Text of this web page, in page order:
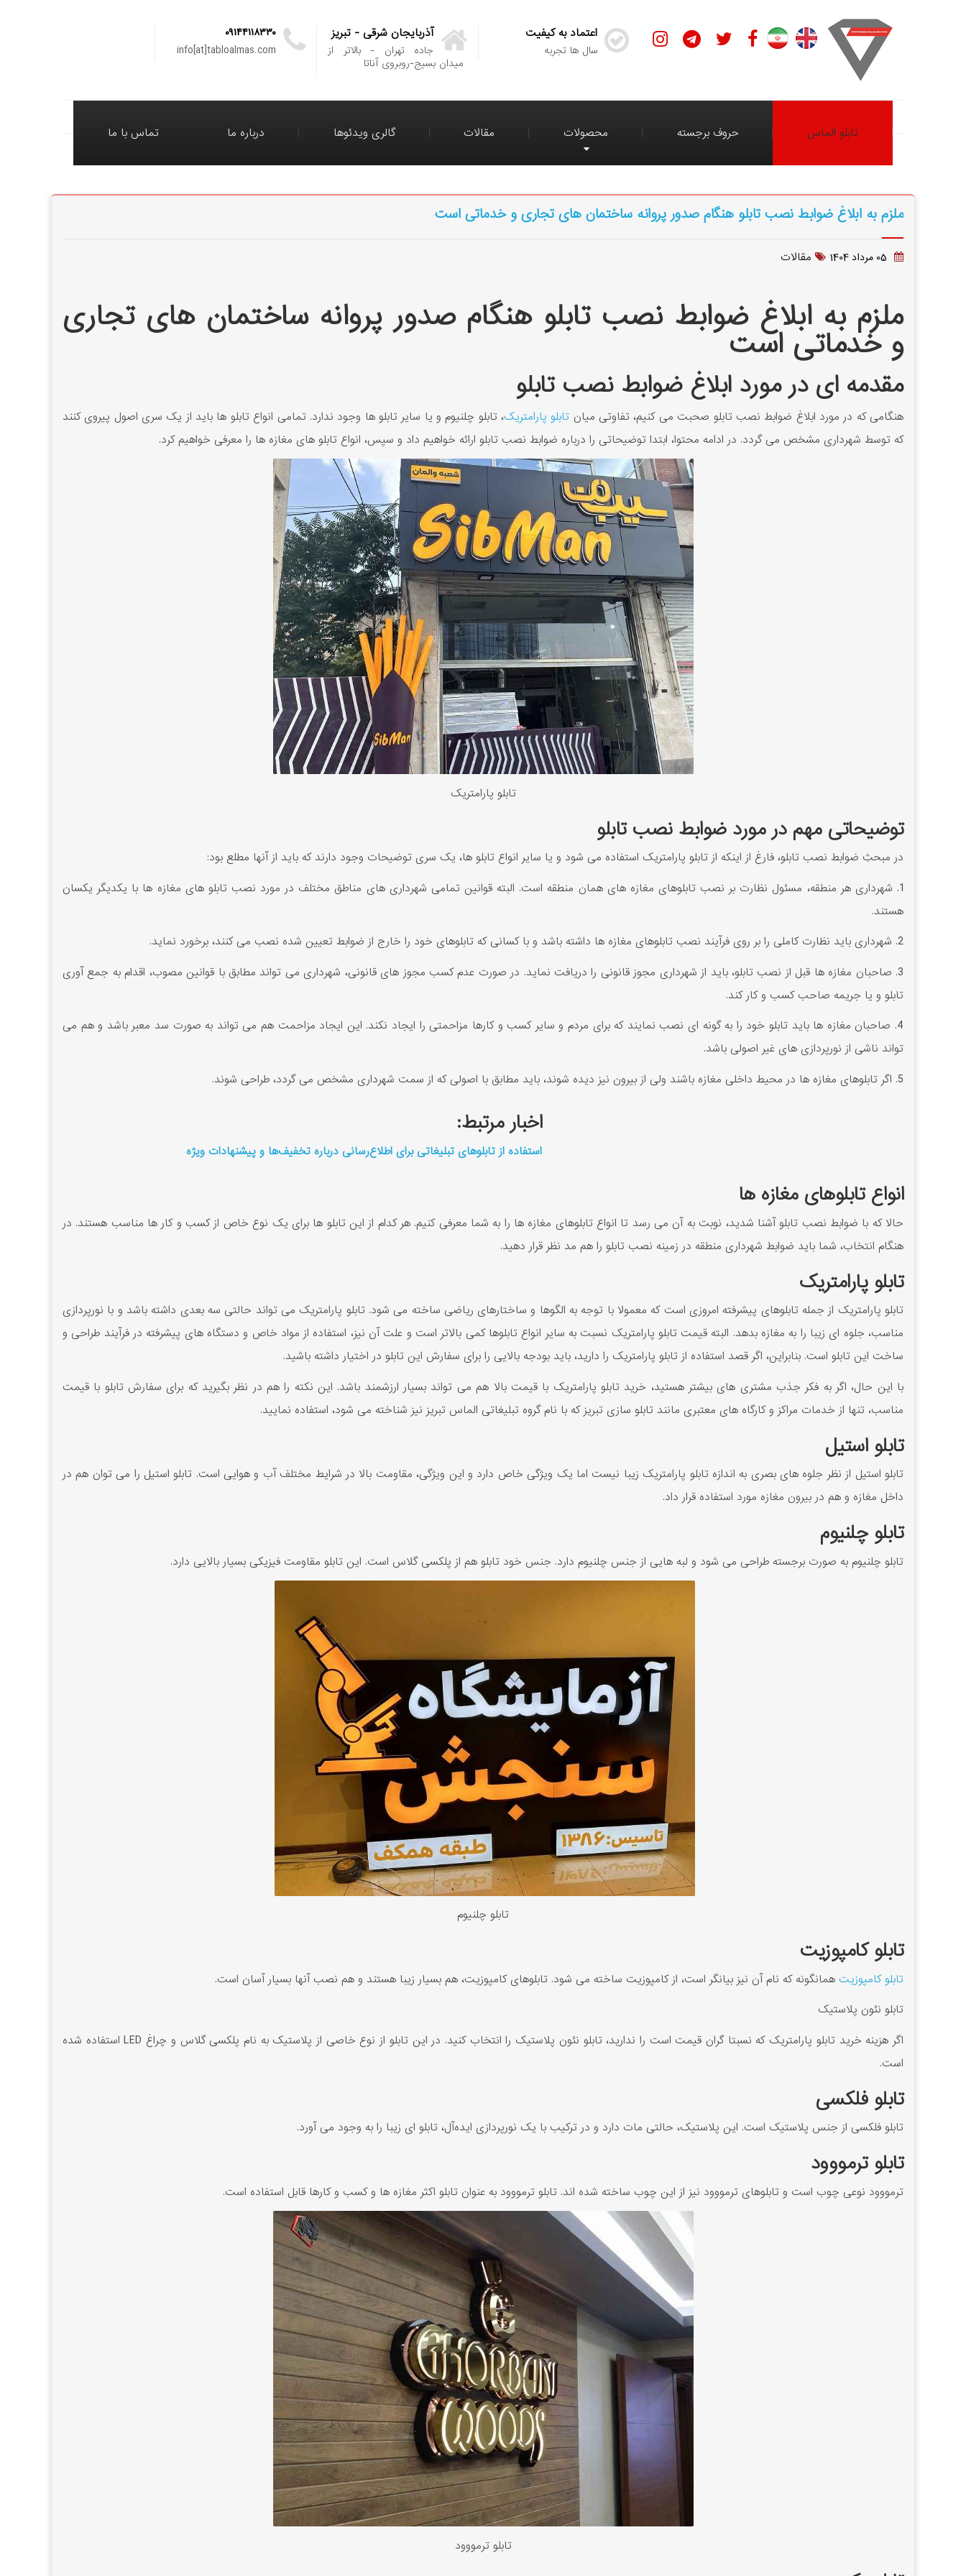
۰۹۱۴۴۱۱۸۳۳۰
info[at]tabloalmas.com
آذربایجان شرقی - تبریز
جاده تهران - بالاتر از
میدان بسیج-روبروی آناتا
اعتماد به کیفیت
سال ها تجربه
تابلو الماس حروف برجسته محصولات مقالات گالری ویدئوها درباره ما تماس با ما
ملزم به ابلاغ ضوابط نصب تابلو هنگام صدور پروانه ساختمان های تجاری و خدماتی است
05 مرداد 1404 مقالات
ملزم به ابلاغ ضوابط نصب تابلو هنگام صدور پروانه ساختمان های تجاری
و خدماتی است
مقدمه ای در مورد ابلاغ ضوابط نصب تابلو
هنگامی که در مورد ابلاغ ضوابط نصب تابلو صحبت می کنیم، تفاوتی میان تابلو پارامتریک، تابلو چلنیوم و یا سایر تابلو ها وجود ندارد. تمامی انواع تابلو ها باید از یک سری اصول پیروی کنند
که توسط شهرداری مشخص می گردد. در ادامه محتوا، ابتدا توضیحاتی را درباره ضوابط نصب تابلو ارائه خواهیم داد و سپس، انواع تابلو های مغازه ها را معرفی خواهیم کرد.
تابلو پارامتریک
توضیحاتی مهم در مورد ضوابط نصب تابلو
در مبحثِ ضوابط نصب تابلو، فارغ از اینکه از تابلو پارامتریک استفاده می شود و یا سایر انواع تابلو ها، یک سری توضیحات وجود دارند که باید از آنها مطلع بود:
1. شهرداری هر منطقه، مسئول نظارت بر نصب تابلوهای مغازه های همان منطقه است. البته قوانین تمامی شهرداری های مناطق مختلف در مورد نصب تابلو های مغازه ها با یکدیگر یکسان
هستند.
2. شهرداری باید نظارت کاملی را بر روی فرآیند نصب تابلوهای مغازه ها داشته باشد و با کسانی که تابلوهای خود را خارج از ضوابط تعیین شده نصب می کنند، برخورد نماید.
3. صاحبان مغازه ها قبل از نصب تابلو، باید از شهرداری مجوز قانونی را دریافت نماید. در صورت عدم کسب مجوز های قانونی، شهرداری می تواند مطابق با قوانین مصوب، اقدام به جمع آوری
تابلو و یا جریمه صاحب کسب و کار کند.
4. صاحبان مغازه ها باید تابلو خود را به گونه ای نصب نمایند که برای مردم و سایر کسب و کارها مزاحمتی را ایجاد نکند. این ایجاد مزاحمت هم می تواند به صورت سد معبر باشد و هم می
تواند ناشی از نورپردازی های غیر اصولی باشد.
5. اگر تابلوهای مغازه ها در محیط داخلی مغازه باشند ولی از بیرون نیز دیده شوند، باید مطابق با اصولی که از سمت شهرداری مشخص می گردد، طراحی شوند.
اخبار مرتبط:
استفاده از تابلوهای تبلیغاتی برای اطلاع‌رسانی درباره تخفیف‌ها و پیشنهادات ویژه
انواع تابلوهای مغازه ها
حالا که با ضوابط نصب تابلو آشنا شدید، نوبت به آن می رسد تا انواع تابلوهای مغازه ها را به شما معرفی کنیم. هر کدام از این تابلو ها برای یک نوع خاص از کسب و کار ها مناسب هستند. در
هنگام انتخاب، شما باید ضوابط شهرداری منطقه در زمینه نصب تابلو را هم مد نظر قرار دهید.
تابلو پارامتریک
تابلو پارامتریک از جمله تابلوهای پیشرفته امروزی است که معمولا با توجه به الگوها و ساختارهای ریاضی ساخته می شود. تابلو پارامتریک می تواند حالتی سه بعدی داشته باشد و با نورپردازی
مناسب، جلوه ای زیبا را به مغازه بدهد. البته قیمت تابلو پارامتریک نسبت به سایر انواع تابلوها کمی بالاتر است و علت آن نیز، استفاده از مواد خاص و دستگاه های پیشرفته در فرآیند طراحی و
ساخت این تابلو است. بنابراین، اگر قصد استفاده از تابلو پارامتریک را دارید، باید بودجه بالایی را برای سفارش این تابلو در اختیار داشته باشید.
با این حال، اگر به فکر جذب مشتری های بیشتر هستید، خرید تابلو پارامتریک با قیمت بالا هم می تواند بسیار ارزشمند باشد. این نکته را هم در نظر بگیرید که برای سفارش تابلو با قیمت
مناسب، تنها از خدمات مراکز و کارگاه های معتبری مانند تابلو سازی تبریز که با نام گروه تبلیغاتی الماس تبریز نیز شناخته می شود، استفاده نمایید.
تابلو استیل
تابلو استیل از نظر جلوه های بصری به اندازه تابلو پارامتریک زیبا نیست اما یک ویژگی خاص دارد و این ویژگی، مقاومت بالا در شرایط مختلف آب و هوایی است. تابلو استیل را می توان هم در
داخل مغازه و هم در بیرون مغازه مورد استفاده قرار داد.
تابلو چلنیوم
تابلو چلنیوم به صورت برجسته طراحی می شود و لبه هایی از جنس چلنیوم دارد. جنس خود تابلو هم از پلکسی گلاس است. این تابلو مقاومت فیزیکی بسیار بالایی دارد.
تابلو چلنیوم
تابلو کامپوزیت
تابلو کامپوزیت همانگونه که نام آن نیز بیانگر است، از کامپوزیت ساخته می شود. تابلوهای کامپوزیت، هم بسیار زیبا هستند و هم نصب آنها بسیار آسان است.
تابلو نئون پلاستیک
اگر هزینه خرید تابلو پارامتریک که نسبتا گران قیمت است را ندارید، تابلو نئون پلاستیک را انتخاب کنید. در این تابلو از نوع خاصی از پلاستیک به نام پلکسی گلاس و چراغ LED استفاده شده
است.
تابلو فلکسی
تابلو فلکسی از جنس پلاستیک است. این پلاستیک، حالتی مات دارد و در ترکیب با یک نورپردازی ایده‌آل، تابلو ای زیبا را به وجود می آورد.
تابلو ترمووود
ترمووود نوعی چوب است و تابلوهای ترمووود نیز از این چوب ساخته شده اند. تابلو ترمووود به عنوان تابلو اکثر مغازه ها و کسب و کارها قابل استفاده است.
تابلو ترمووود